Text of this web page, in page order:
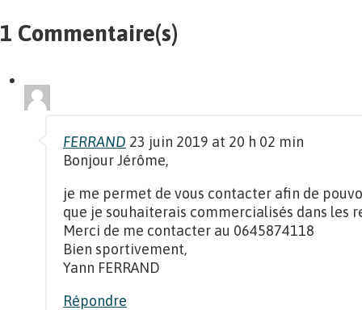
1 Commentaire(s)
FERRAND 23 juin 2019 at 20 h 02 min
Bonjour Jérôme,
je me permet de vous contacter afin de
que je souhaiterais commercialisés dans les
Merci de me contacter au 0645874118
Bien sportivement,
Yann FERRAND
Répondre